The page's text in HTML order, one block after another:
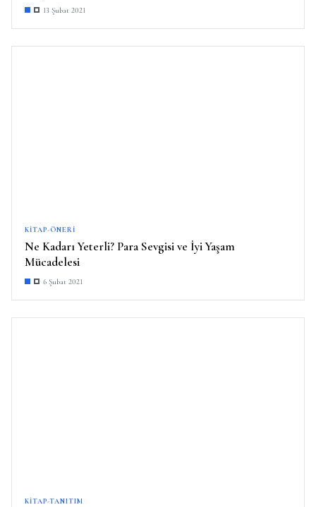
13 Şubat 2021
KITAP-ÖNERI
Ne Kadarı Yeterli? Para Sevgisi ve İyi Yaşam
Mücadelesi
6 Şubat 2021
KITAP-TANITIM